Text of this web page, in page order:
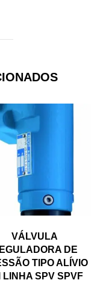
VÁLVULA
DE
TIPO ALÍVIO
LINHA SPV SPVF